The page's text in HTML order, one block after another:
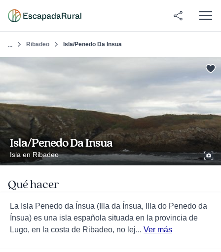
... Ribadeo Isla/Penedo Da Insua
Isla/Penedo Da Insua
Isla en Ribadeo
Qué hacer
La Isla Penedo da Ínsua (Illa da Ínsua, Illa do Penedo da
Ínsua) es una isla española situada en la provincia de
Lugo, en la costa de Ribadeo, no lej... Ver más